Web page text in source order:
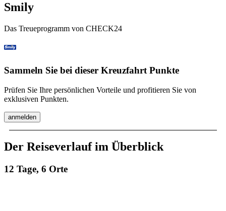
Smily
Das Treueprogramm von CHECK24
Sammeln Sie bei dieser Kreuzfahrt Punkte
Prüfen Sie Ihre persönlichen Vorteile und profitieren Sie von
exklusiven Punkten.
anmelden
Der Reiseverlauf im Überblick
12 Tage, 6 Orte